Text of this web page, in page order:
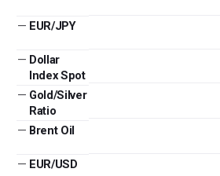
— EUR/JPY
— Dollar
Index Spot
— Gold/Silver
Ratio
— Brent Oil
— EUR/USD